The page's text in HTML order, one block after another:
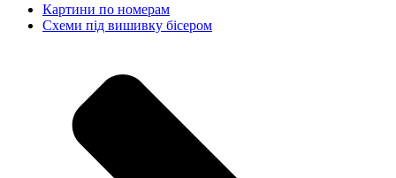
Картини по номерам
Схеми під вишивку бісером